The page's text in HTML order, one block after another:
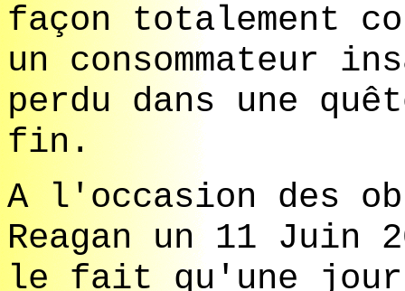
façon totalement
un consommateur
perdu dans une
fin.
A l'occasion des
Reagan un 11
le fait qu'une